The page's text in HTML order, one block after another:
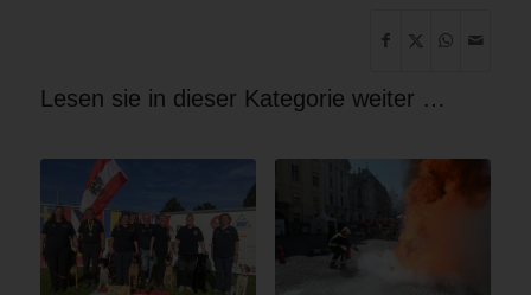
Lesen sie in dieser Kategorie weiter …